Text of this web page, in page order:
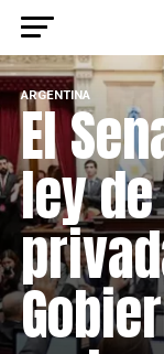
ARGENTINA
El
ley